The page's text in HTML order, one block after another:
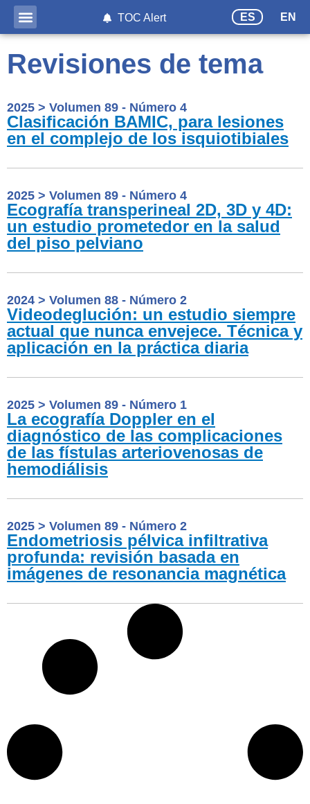
ES EN
TOC Alert
Revisiones de tema
2025 > Volumen 89 - Número 4
Clasificación BAMIC, para lesiones
en el complejo de los isquiotibiales
2025 > Volumen 89 - Número 4
Ecografía transperineal 2D, 3D y 4D:
un estudio prometedor en la salud
del piso pelviano
2024 > Volumen 88 - Número 2
Videodeglución: un estudio siempre
actual que nunca envejece. Técnica y
aplicación en la práctica diaria
2025 > Volumen 89 - Número 1
La ecografía Doppler en el
diagnóstico de las complicaciones
de las fístulas arteriovenosas de
hemodiálisis
2025 > Volumen 89 - Número 2
Endometriosis pélvica infiltrativa
profunda: revisión basada en
imágenes de resonancia magnética